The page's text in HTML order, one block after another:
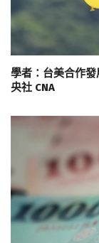
學者：台美合作
央社 CNA